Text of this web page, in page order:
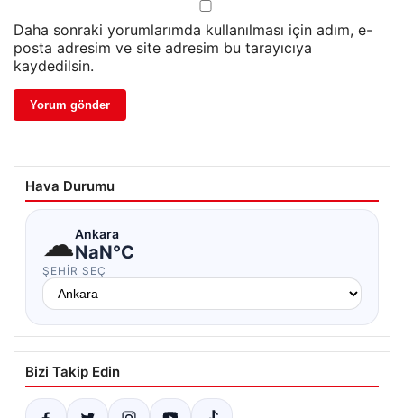
Daha sonraki yorumlarımda kullanılması için adım, e-
posta adresim ve site adresim bu tarayıcıya
kaydedilsin.
Hava Durumu
☁Ankara
NaN°C
ŞEHIR SEÇ
Bizi Takip Edin